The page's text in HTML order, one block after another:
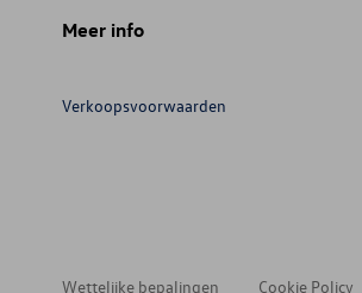
Meer info
Verkoopsvoorwaarden
Wettelijke bepalingen Cookie Policy